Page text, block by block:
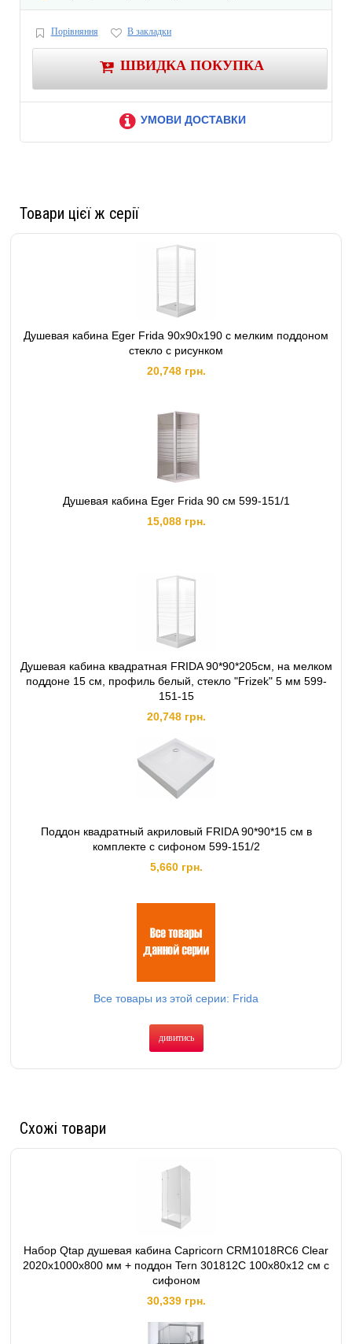
Порівняння В закладки
ШВИДКА ПОКУПКА
УМОВИ ДОСТАВКИ
Товари цієї ж серії
Душевая кабина Eger Frida 90х90х190 с мелким поддоном
стекло с рисунком
20,748 грн.
Душевая кабина Eger Frida 90 см 599-151/1
15,088 грн.
Душевая кабина квадратная FRIDA 90*90*205см, на мелком
поддоне 15 см, профиль белый, стекло "Frizek" 5 мм 599-
151-15
20,748 грн.
Поддон квадратный акриловый FRIDA 90*90*15 см в
комплекте с сифоном 599-151/2
5,660 грн.
Все товары из этой серии: Frida
дивитись
Схожі товари
Набор Qtap душевая кабина Capricorn CRM1018RC6 Clear
2020x1000x800 мм + поддон Tern 301812C 100x80x12 см с
сифоном
30,339 грн.